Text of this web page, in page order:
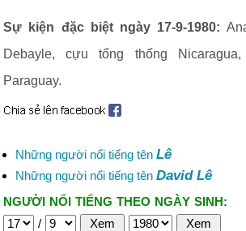
Sự kiện đặc biệt ngày 17-9-1980:
Debayle, cựu tổng thống
Paraguay.
Những người nổi tiếng tên Lê
Những người nổi tiếng tên David Lê
NGƯỜI NỔI TIẾNG THEO NGÀY SINH:
/